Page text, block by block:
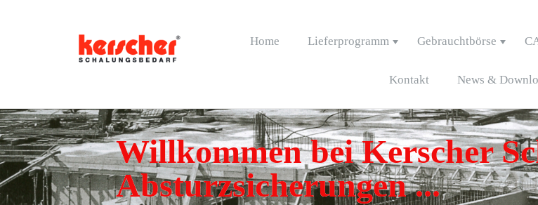
Home Lieferprogramm Gebrauchtbörse
Kontakt News &
Willkommen bei Kerscher
Absturzsicherungen ...